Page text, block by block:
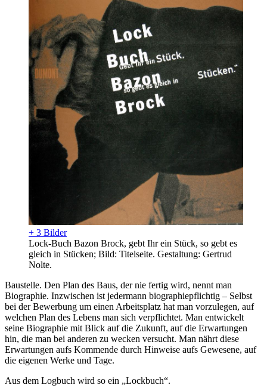
+ 3 Bilder
Lock-Buch Bazon Brock, gebt Ihr ein Stück, so gebt es
gleich in Stücken; Bild: Titelseite. Gestaltung: Gertrud
Nolte.
Baustelle. Den Plan des Baus, der nie fertig wird, nennt man
Biographie. Inzwischen ist jedermann biographiepflichtig – Selbst
bei der Bewerbung um einen Arbeitsplatz hat man vorzulegen, auf
welchen Plan des Lebens man sich verpflichtet. Man entwickelt
seine Biographie mit Blick auf die Zukunft, auf die Erwartungen
hin, die man bei anderen zu wecken versucht. Man nährt diese
Erwartungen aufs Kommende durch Hinweise aufs Gewesene, auf
die eigenen Werke und Tage.
Aus dem Logbuch wird so ein „Lockbuch“.